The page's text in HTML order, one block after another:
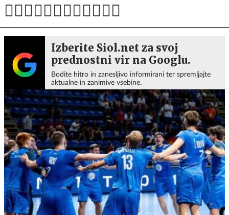
Izberite Siol.net za svoj
prednostni vir na Googlu.
Bodite hitro in zanesljivo informirani ter spremljajte
aktualne in zanimive vsebine.